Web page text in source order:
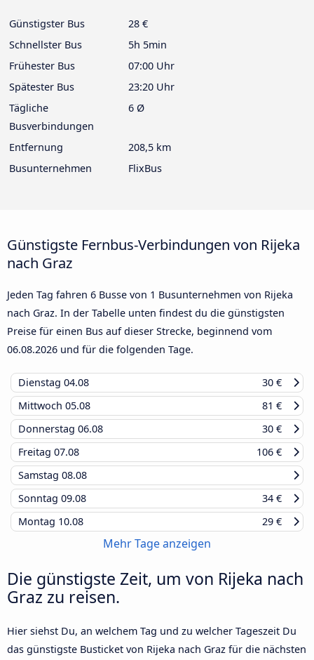
Günstigster Bus
28 €
Schnellster Bus
5h 5min
Frühester Bus
07:00 Uhr
Spätester Bus
23:20 Uhr
Tägliche
Busverbindungen
6 Ø
Entfernung
208,5 km
Busunternehmen
FlixBus
Günstigste Fernbus-Verbindungen von Rijeka
nach Graz
Jeden Tag fahren 6 Busse von 1 Busunternehmen von Rijeka
nach Graz. In der Tabelle unten findest du die günstigsten
Preise für einen Bus auf dieser Strecke, beginnend vom
06.08.2026 und für die folgenden Tage.
Dienstag 04.08
30 €
Mittwoch 05.08
81 €
Donnerstag 06.08
30 €
Freitag 07.08
106 €
Samstag 08.08
Sonntag 09.08
34 €
Montag 10.08 29 €
Mehr Tage anzeigen
Die günstigste Zeit, um von Rijeka nach
Graz zu reisen.
Hier siehst Du, an welchem Tag und zu welcher Tageszeit Du
das günstigste Busticket von Rijeka nach Graz für die nächsten